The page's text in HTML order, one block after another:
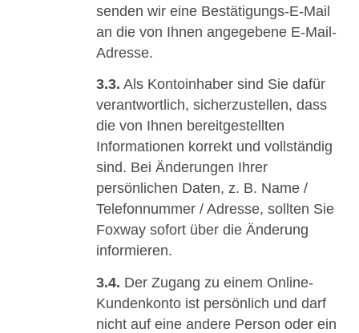
senden wir eine Bestätigungs-E-Mail
an die von Ihnen angegebene E-Mail-
Adresse.
3.3. Als Kontoinhaber sind Sie dafür
verantwortlich, sicherzustellen, dass
die von Ihnen bereitgestellten
Informationen korrekt und vollständig
sind. Bei Änderungen Ihrer
persönlichen Daten, z. B. Name /
Telefonnummer / Adresse, sollten Sie
Foxway sofort über die Änderung
informieren.
3.4. Der Zugang zu einem Online-
Kundenkonto ist persönlich und darf
nicht auf eine andere Person oder ein